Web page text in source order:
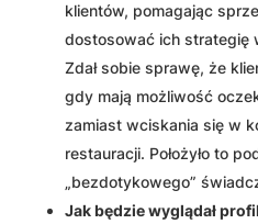
klientów, pomagając
dostosować ich strategię
Zdał sobie sprawę, że
gdy mają możliwość
zamiast wciskania się w
restauracji. Położyło to
„bezdotykowego”
Jak będzie wyglądał